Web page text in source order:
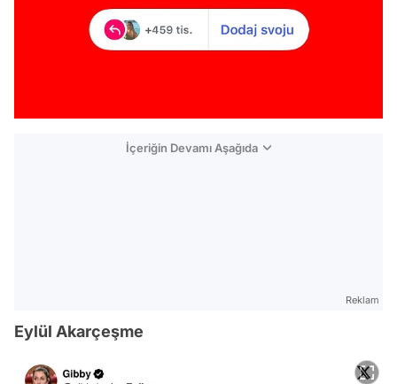
İçeriğin Devamı Aşağıda
Reklam
Eylül Akarçeşme